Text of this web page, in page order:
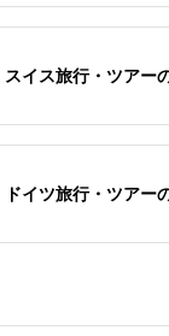
スイス旅行・ツアー
ドイツ旅行・ツアー